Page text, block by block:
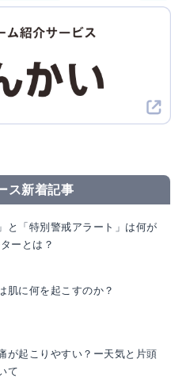
ス新着記事
と「特別警戒アラート」は何が
ーとは？
肌に何を起こすのか？
が起こりやすい？ー天気と片頭
て